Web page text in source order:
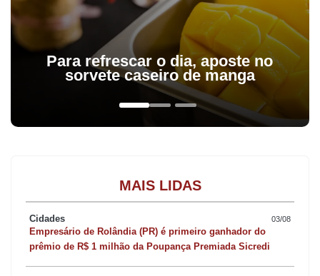
delegacias da mulher”, disse Jacobo.
Segundo o estudo, dentre os 100 municípios com mais de 10 mil
habitantes do sexo feminino (com as maiores taxas médias de
homicídio de mulheres/por 100 mil), as dez primeiras posições no
ranking nacional são: Barcelos/AM (1º), Alexânia/GO (2º),
Sooretama/ES (3º), Conde/PB (4º), Senador Pompeu/CE (5º),
Buritizeiro/MG (6º), Mata de São João/BA (7º), Pilar/AL (8º),
Para refrescar o dia, aposte no
sorvete caseiro de manga
MAIS LIDAS
Cidades 03/08
Empresário de Rolândia (PR) é primeiro ganhador do
prêmio de R$ 1 milhão da Poupança Premiada Sicredi